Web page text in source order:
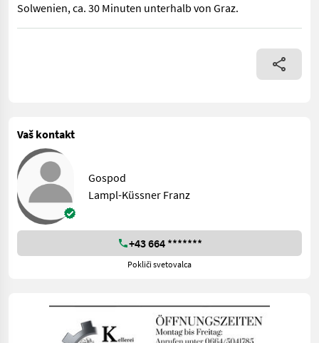
Solwenien, ca. 30 Minuten unterhalb von Graz.
Daten: - Antrieb: Zapfwelle (inkl.) - Drehzahl: 540 U/min -
Vaš kontakt
Gospod
Lampl-Küssner Franz
+43 664 *******
Pokliči svetovalca